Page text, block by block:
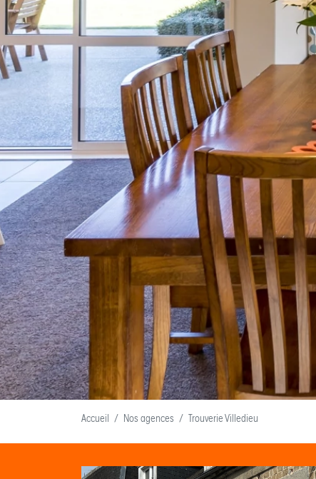
Accueil Nos agences Trouverie Villedieu